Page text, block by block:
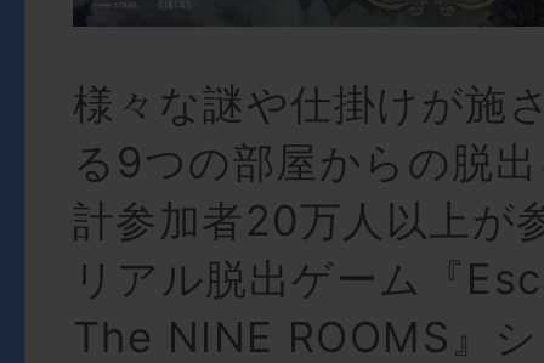
様々な謎や仕掛けが施
る9つの部屋からの脱
計参加者20万人以上が
リアル脱出ゲーム『
The NINE ROOMS』